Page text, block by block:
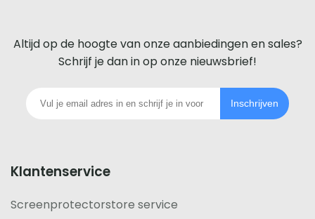
voor
iedere
telefoon
Altijd op de hoogte van onze aanbiedingen en sales?
Schrijf je dan in op onze nieuwsbrief!
Inschrijven
Klantenservice
Screenprotectorstore service